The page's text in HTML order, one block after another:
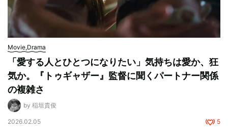
Movie,Drama
「愛する人とひとつになりたい」気持ちは愛か、狂
気か。『トゥギャザー』監督に聞くパートナー関係
の複雑さ
by 稲垣貴俊
2026.02.05 5